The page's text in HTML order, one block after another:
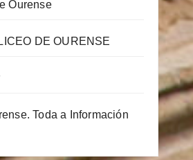
Ourense
DE OURENSE
Toda a Información